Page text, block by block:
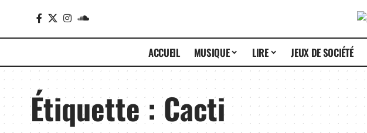
ACCUEIL MUSIQUE LIRE JEUX DE SOCIÉTÉ
Étiquette :Cacti